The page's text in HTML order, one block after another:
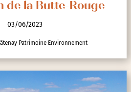
de la Butte-Rouge
03/06/2023
Patrimoine Environnement